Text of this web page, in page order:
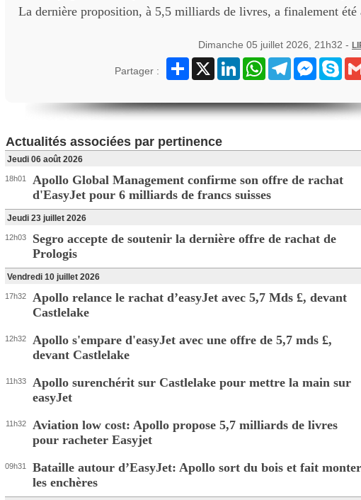
La dernière proposition, à 5,5 milliards de livres, a finalement été
Dimanche 05 juillet 2026, 21h32 -
Partager :
Partager
X LinkedInWhatsAppTelegram
Actualités associées par pertinence
Jeudi 06 août 2026
18h01
Apollo Global Management confirme son offre de rachat
d'EasyJet pour 6 milliards de francs suisses
Jeudi 23 juillet 2026
12h03
Segro accepte de soutenir la dernière offre de rachat de
Prologis
Vendredi 10 juillet 2026
17h32
Apollo relance le rachat d’easyJet avec 5,7 Mds £, devant
Castlelake
12h32
Apollo s'empare d'easyJet avec une offre de 5,7 mds £,
devant Castlelake
11h33
Apollo surenchérit sur Castlelake pour mettre la main sur
easyJet
11h32
Aviation low cost: Apollo propose 5,7 milliards de livres
pour racheter Easyjet
09h31
Bataille autour d’EasyJet: Apollo sort du bois et fait monter
les enchères